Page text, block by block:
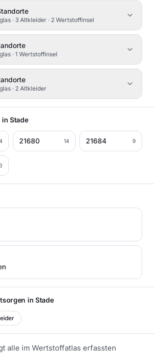
· 3 Altkleider · 2 Wertstoffinsel
· 1 Wertstoffinsel
· 2 Altkleider
in Stade
21680 14 21684 9
inStade
alle im Wertstoffatlas erfassten